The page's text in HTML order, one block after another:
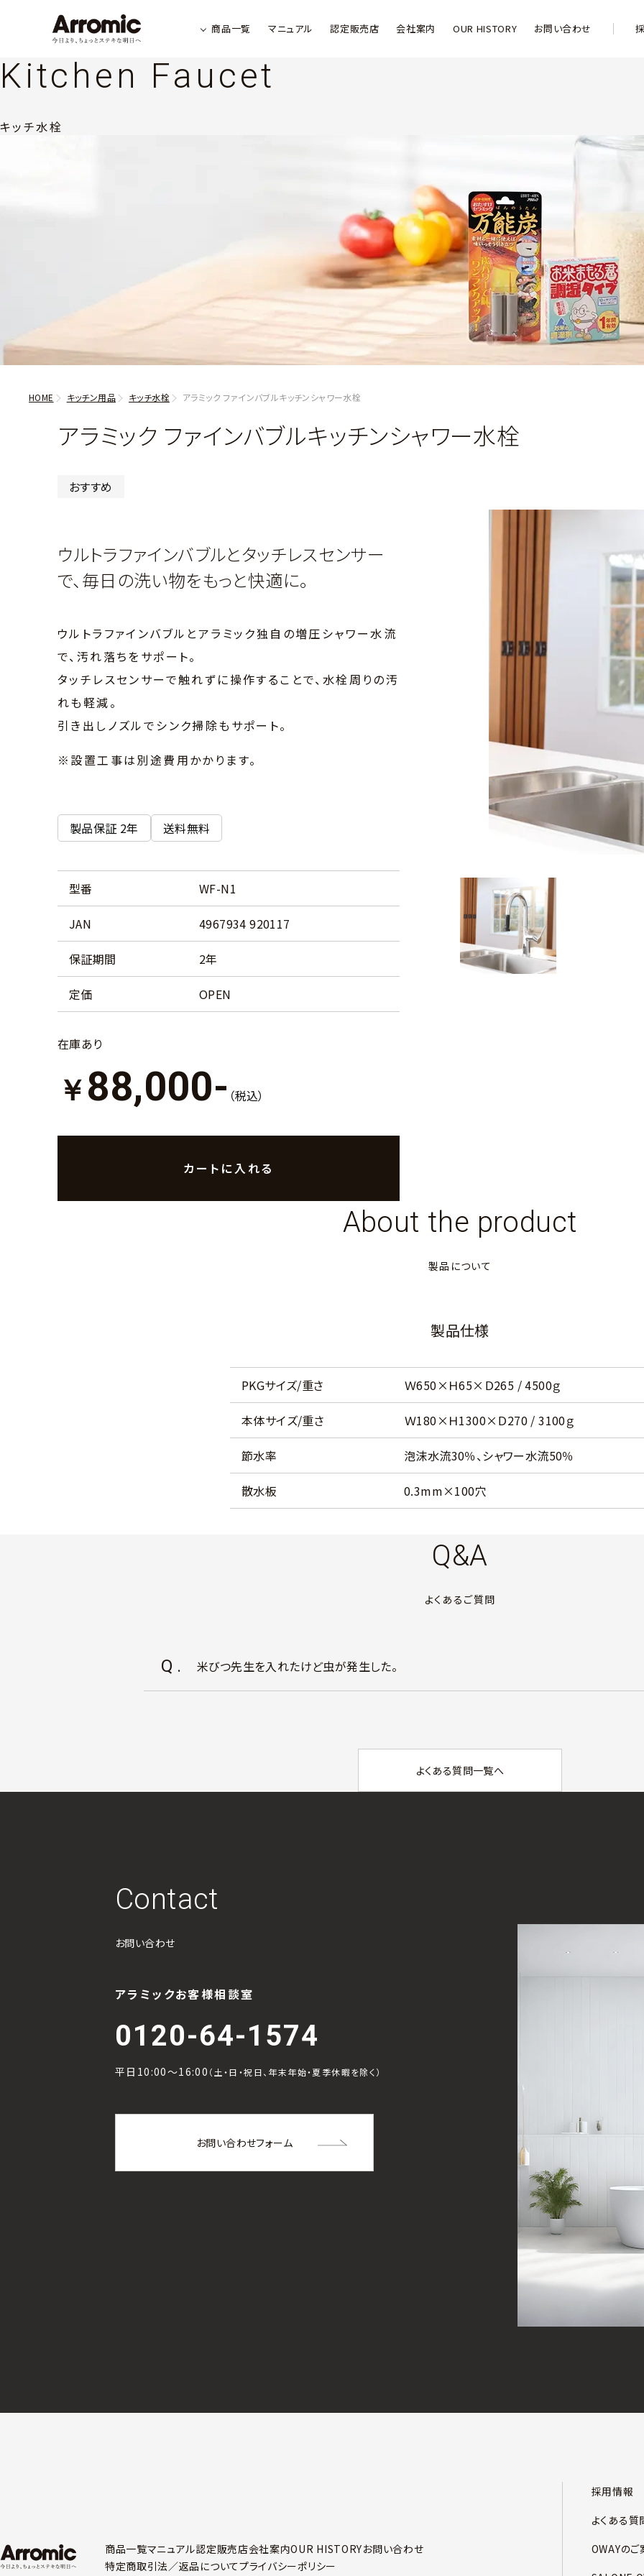
商品一覧 マニュアル 認定販売店 会社案内 OUR HISTORY お問い合わせ
Kitchen Faucet
キッチ水栓
HOME キッチン用品 キッチ水栓 アラミック ファインバブルキッチンシャワー水栓
アラミック ファインバブルキッチンシャワー水栓
おすすめ
ウルトラファインバブルとタッチレスセンサー
で、毎日の洗い物をもっと快適に。
ウルトラファインバブルとアラミック独自の増圧シャワー水流
で、汚れ落ちをサポート。
タッチレスセンサーで触れずに操作することで、水栓周りの汚
れも軽減。
引き出しノズルでシンク掃除もサポート。
※設置工事は別途費用かかります。
製品保証 2年 送料無料
型番 WF-N1
JAN 4967934 920117
保証期間 2年
定価 OPEN
在庫あり
￥88,000- （税込）
About the product
製品について
製品仕様
PKGサイズ/重さ Ｗ650×Ｈ65×Ｄ265 / 4500ｇ
本体サイズ/重さ Ｗ180×Ｈ1300×Ｄ270 / 3100ｇ
節水率 泡沫水流30％、シャワー水流50％
散水板 0.3mm×100穴
Q&A
よくあるご質問
Q. 米びつ先生を入れたけど虫が発生した。
よくある質問一覧へ
Contact
お問い合わせ
アラミックお客様相談室
0120-64-1574
平日10:00～16:00 （土・日・祝日、年末年始・夏季休暇を除く）
お問い合わせフォーム
商品一覧マニュアル認定販売店会社案内OUR HISTORYお問い合わせ
特定商取引法／返品についてプライバシーポリシー
採用情報
よくある質
OWAYのご